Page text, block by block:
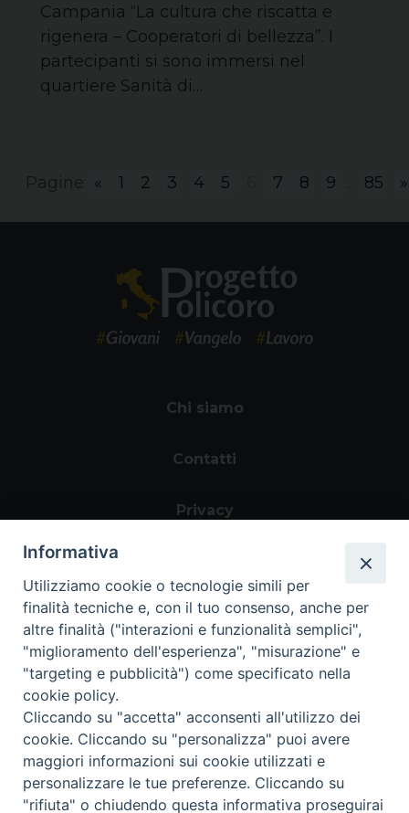
Campania “La cultura che riscatta e
rigenera – Cooperatori di bellezza”. I
partecipanti si sono immersi nel
quartiere Sanità di…
Pagine « 1 2 3 4 5 7 8 9 85 »
Chi siamo
Contatti
Privacy
Area riservata
Informazioni legali | Tutela della Privacy |
Informativa
Utilizziamo cookie o tecnologie simili per
finalità tecniche e, con il tuo consenso, anche per
altre finalità ("interazioni e funzionalità semplici",
"miglioramento dell'esperienza", "misurazione" e
"targeting e pubblicità") come specificato nella
cookie policy.
Cliccando su "accetta" acconsenti all'utilizzo dei
cookie. Cliccando su "personalizza" puoi avere
maggiori informazioni sui cookie utilizzati e
personalizzare le tue preferenze. Cliccando su
"rifiuta" o chiudendo questa informativa proseguirai